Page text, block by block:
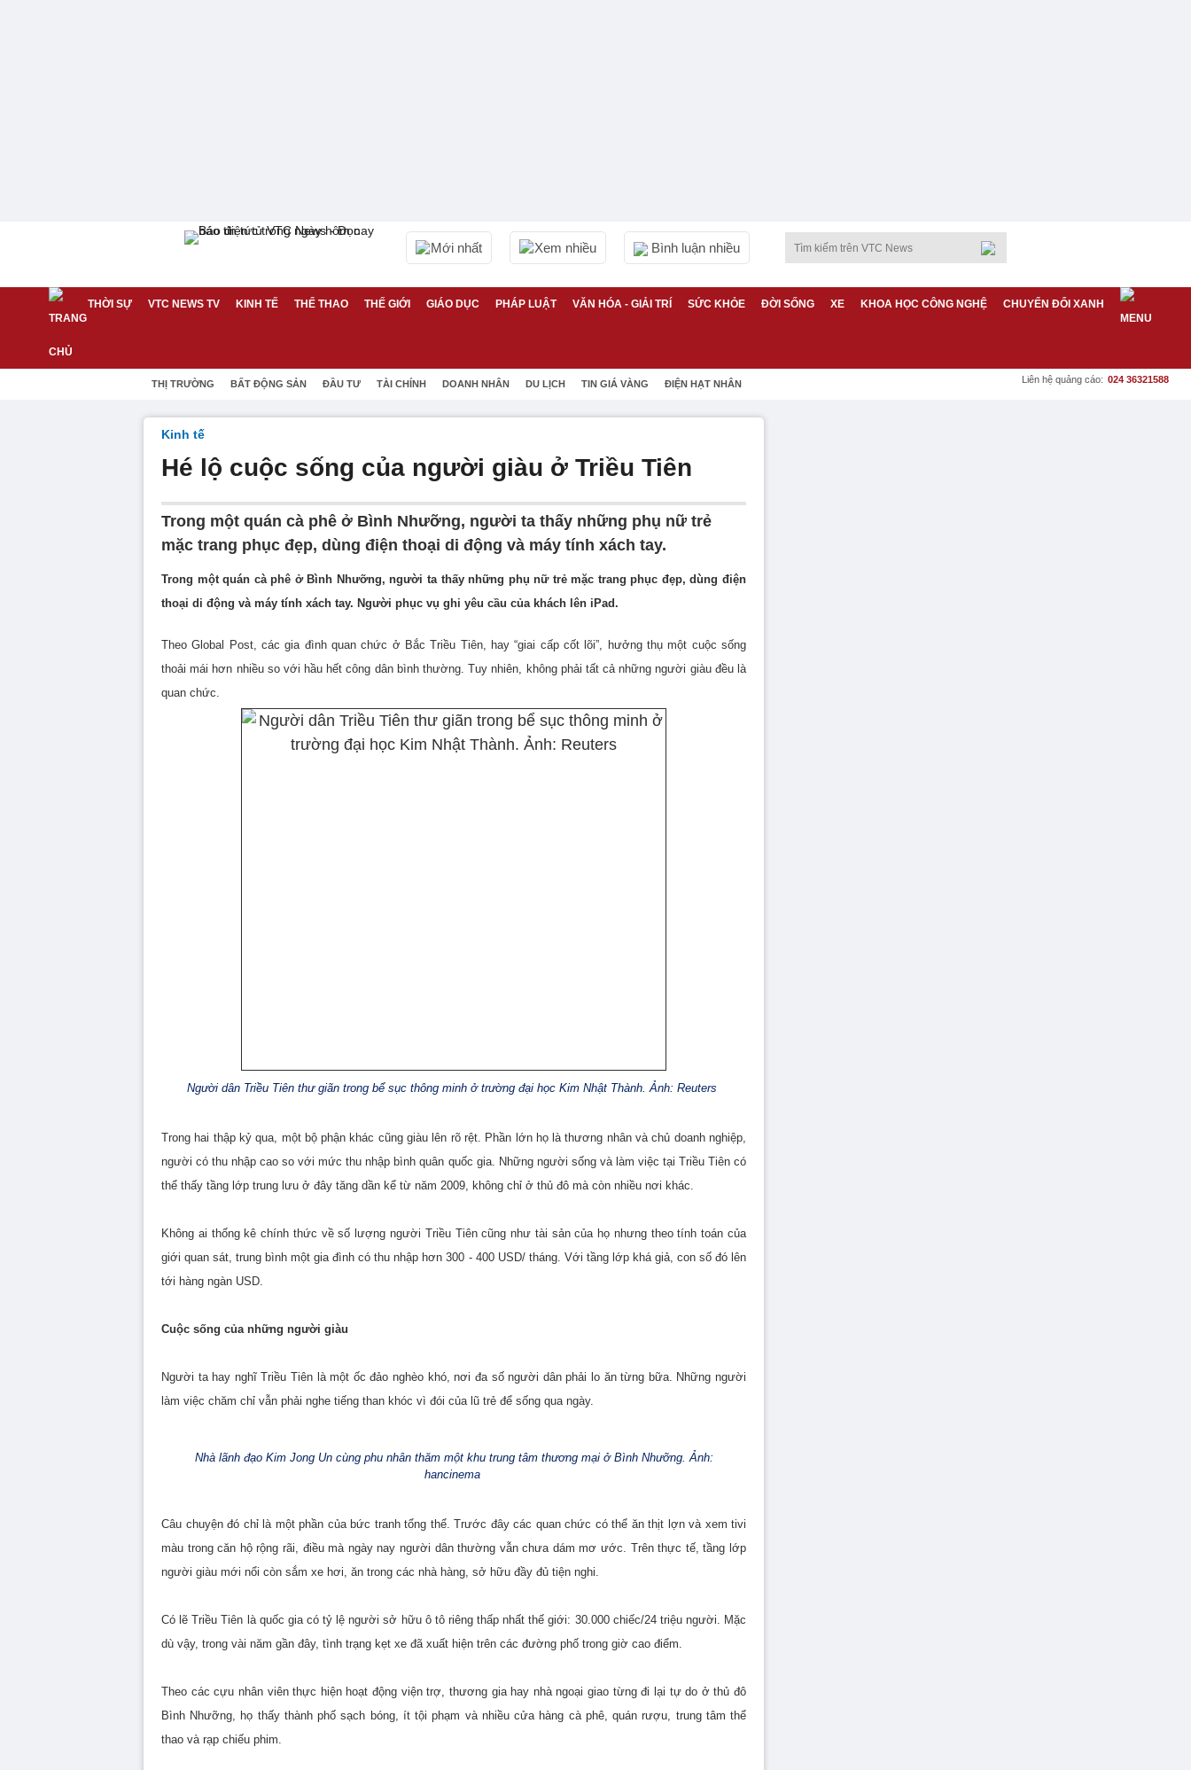
Mới nhất Xem nhiều Bình luận nhiều
THỜI SỰ VTC NEWS TV KINH TẾ THỂ THAO THẾ GIỚI GIÁO DỤC PHÁP LUẬT VĂN HÓA - GIẢI TRÍ SỨC KHỎE ĐỜI SỐNG XE KHOA HỌC CÔNG NGHỆ CHUYỂN ĐỔI XANH
THỊ TRƯỜNG BẤT ĐỘNG SẢN ĐẦU TƯ TÀI CHÍNH DOANH NHÂN DU LỊCH TIN GIÁ VÀNG ĐIỆN HẠT NHÂN Liên hệ quảng cáo: 024 36321588
Kinh tế
Hé lộ cuộc sống của người giàu ở Triều Tiên
Trong một quán cà phê ở Bình Nhưỡng, người ta thấy những phụ nữ trẻ
mặc trang phục đẹp, dùng điện thoại di động và máy tính xách tay.
Trong một quán cà phê ở Bình Nhưỡng, người ta thấy những phụ nữ trẻ mặc trang phục đẹp, dùng điện
thoại di động và máy tính xách tay. Người phục vụ ghi yêu cầu của khách lên iPad.
Theo Global Post, các gia đình quan chức ở Bắc Triều Tiên, hay “giai cấp cốt lõi”, hưởng thụ một cuộc sống
thoải mái hơn nhiều so với hầu hết công dân bình thường. Tuy nhiên, không phải tất cả những người giàu đều là
quan chức.
Người dân Triều Tiên thư giãn trong bể sục thông minh ở trường đại học Kim Nhật Thành. Ảnh: Reuters
Trong hai thập kỷ qua, một bộ phận khác cũng giàu lên rõ rệt. Phần lớn họ là thương nhân và chủ doanh nghiệp,
người có thu nhập cao so với mức thu nhập bình quân quốc gia. Những người sống và làm việc tại Triều Tiên có
thể thấy tầng lớp trung lưu ở đây tăng dần kể từ năm 2009, không chỉ ở thủ đô mà còn nhiều nơi khác.
Không ai thống kê chính thức về số lượng người Triều Tiên cũng như tài sản của họ nhưng theo tính toán của
giới quan sát, trung bình một gia đình có thu nhập hơn 300 - 400 USD/ tháng. Với tầng lớp khá giả, con số đó lên
tới hàng ngàn USD.
Cuộc sống của những người giàu
Người ta hay nghĩ Triều Tiên là một ốc đảo nghèo khó, nơi đa số người dân phải lo ăn từng bữa. Những người
làm việc chăm chỉ vẫn phải nghe tiếng than khóc vì đói của lũ trẻ để sống qua ngày.
Nhà lãnh đạo Kim Jong Un cùng phu nhân thăm một khu trung tâm thương mại ở Bình Nhưỡng. Ảnh:
hancinema
Câu chuyện đó chỉ là một phần của bức tranh tổng thể. Trước đây các quan chức có thể ăn thịt lợn và xem tivi
màu trong căn hộ rộng rãi, điều mà ngày nay người dân thường vẫn chưa dám mơ ước. Trên thực tế, tầng lớp
người giàu mới nổi còn sắm xe hơi, ăn trong các nhà hàng, sở hữu đầy đủ tiện nghi.
Có lẽ Triều Tiên là quốc gia có tỷ lệ người sở hữu ô tô riêng thấp nhất thế giới: 30.000 chiếc/24 triệu người. Mặc
dù vậy, trong vài năm gần đây, tình trạng kẹt xe đã xuất hiện trên các đường phố trong giờ cao điểm.
Theo các cựu nhân viên thực hiện hoạt động viện trợ, thương gia hay nhà ngoại giao từng đi lại tự do ở thủ đô
Bình Nhưỡng, họ thấy thành phố sạch bóng, ít tội phạm và nhiều cửa hàng cà phê, quán rượu, trung tâm thể
thao và rạp chiếu phim.